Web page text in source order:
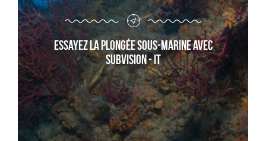
Essayez la plongée sous-marine avec
Subvision - it